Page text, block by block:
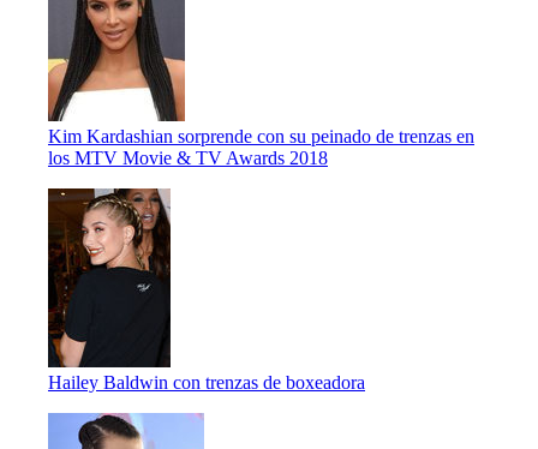
Kim Kardashian sorprende con su peinado de trenzas en
los MTV Movie & TV Awards 2018
Hailey Baldwin con trenzas de boxeadora